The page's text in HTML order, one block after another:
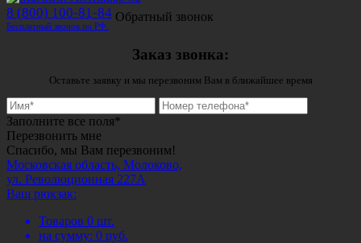
8 (800) 100-81-84
Бесплатный звонок по РФ.
Обратный звонок
Заказ звонка:
Оставьте заявку и мы перезвоним Вам в ближайшее время
Заполните все поля*
Перезвонить мне
Спасибо, мы Вам перезвоним!
Московская область, Молоково,
ул. Революционная 227А
Ваш рюкзак:
Товаров 0 шт.
на сумму: 0 руб.